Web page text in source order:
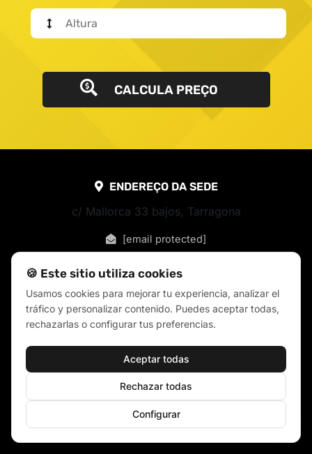
CALCULA PREÇO
ENDEREÇO DA SEDE
c/ Mallorca 33 bajos, Tarragona
[email protected]
🍪 Este sitio utiliza cookies
Usamos cookies para mejorar tu experiencia, analizar el
tráfico y personalizar contenido. Puedes aceptar todas,
rechazarlas o configurar tus preferencias.
Aceptar todas
Rechazar todas
Configurar